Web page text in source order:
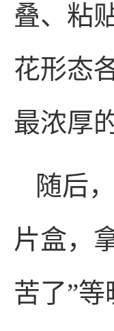
叠、粘
花形态
最浓厚
随后
片盒，
苦了”